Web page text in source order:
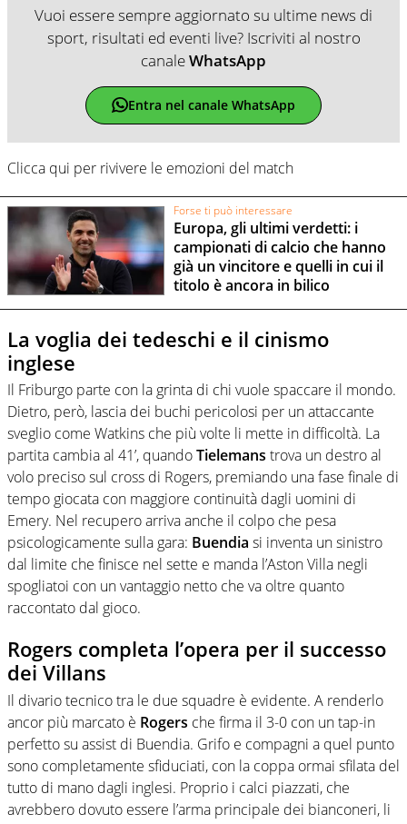
Vuoi essere sempre aggiornato su ultime news di
sport, risultati ed eventi live? Iscriviti al nostro
canaleWhatsApp
Entra nel canale WhatsApp
Clicca qui per rivivere le emozioni del match
Forse ti può interessare
Europa, gli ultimi verdetti: i
campionati di calcio che hanno
già un vincitore e quelli in cui il
titolo è ancora in bilico
La voglia dei tedeschi e il cinismo
inglese
Il Friburgo parte con la grinta di chi vuole spaccare il mondo.
Dietro, però, lascia dei buchi pericolosi per un attaccante
sveglio come Watkins che più volte li mette in difficoltà. La
partita cambia al 41’, quandoTielemans trova un destro al
volo preciso sul cross di Rogers, premiando una fase finale di
tempo giocata con maggiore continuità dagli uomini di
Emery. Nel recupero arriva anche il colpo che pesa
psicologicamente sulla gara: Buendia si inventa un sinistro
dal limite che finisce nel sette e manda l’Aston Villa negli
spogliatoi con un vantaggio netto che va oltre quanto
raccontato dal gioco.
Rogers completa l’opera per il successo
dei Villans
Il divario tecnico tra le due squadre è evidente. A renderlo
ancor più marcato è Rogers che firma il 3-0 con un tap-in
perfetto su assist di Buendia. Grifo e compagni a quel punto
sono completamente sfiduciati, con la coppa ormai sfilata del
tutto di mano dagli inglesi. Proprio i calci piazzati, che
avrebbero dovuto essere l’arma principale dei bianconeri, li